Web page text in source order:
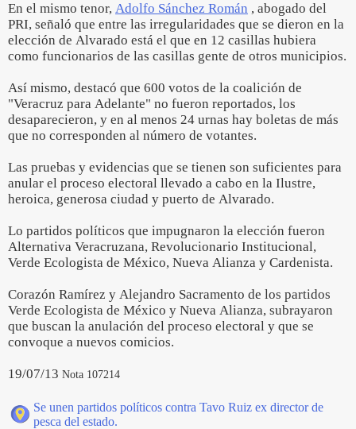
En el mismo tenor, Adolfo Sánchez Román , abogado del
PRI, señaló que entre las irregularidades que se dieron en la
elección de Alvarado está el que en 12 casillas hubiera
como funcionarios de las casillas gente de otros municipios.
Así mismo, destacó que 600 votos de la coalición de
"Veracruz para Adelante" no fueron reportados, los
desaparecieron, y en al menos 24 urnas hay boletas de más
que no corresponden al número de votantes.
Las pruebas y evidencias que se tienen son suficientes para
anular el proceso electoral llevado a cabo en la Ilustre,
heroica, generosa ciudad y puerto de Alvarado.
Lo partidos políticos que impugnaron la elección fueron
Alternativa Veracruzana, Revolucionario Institucional,
Verde Ecologista de México, Nueva Alianza y Cardenista.
Corazón Ramírez y Alejandro Sacramento de los partidos
Verde Ecologista de México y Nueva Alianza, subrayaron
que buscan la anulación del proceso electoral y que se
convoque a nuevos comicios.
19/07/13 Nota 107214
Se unen partidos políticos contra Tavo Ruiz ex director de
pesca del estado.